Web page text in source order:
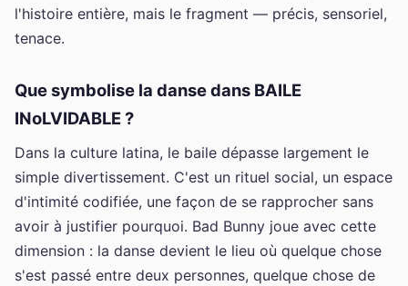
l'histoire entière, mais le fragment — précis, sensoriel,
tenace.
Que symbolise la danse dans BAILE
INoLVIDABLE ?
Dans la culture latina, le baile dépasse largement le
simple divertissement. C'est un rituel social, un espace
d'intimité codifiée, une façon de se rapprocher sans
avoir à justifier pourquoi. Bad Bunny joue avec cette
dimension : la danse devient le lieu où quelque chose
s'est passé entre deux personnes, quelque chose de